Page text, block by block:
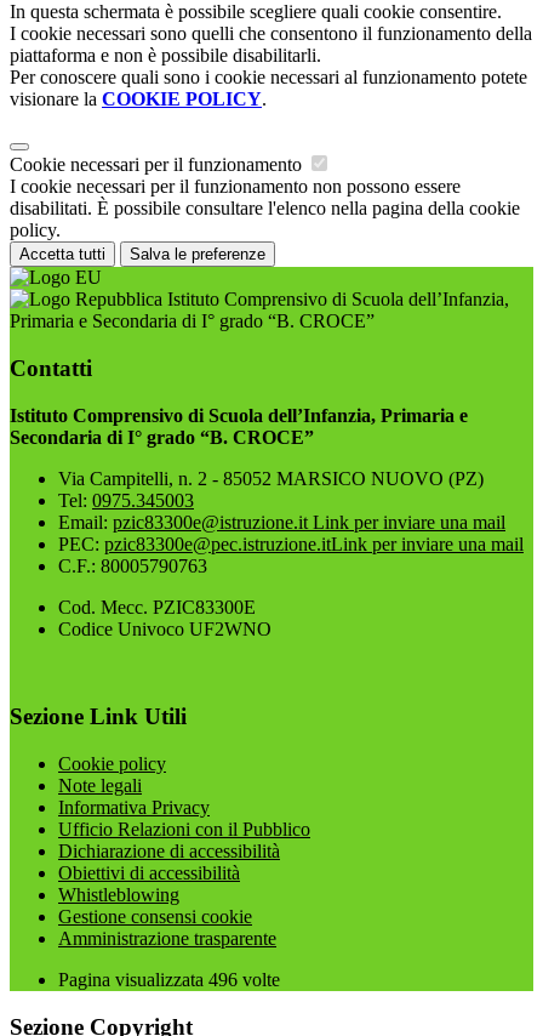
In questa schermata è possibile scegliere quali cookie consentire.
I cookie necessari sono quelli che consentono il funzionamento della
piattaforma e non è possibile disabilitarli.
Per conoscere quali sono i cookie necessari al funzionamento potete
visionare la COOKIE POLICY.
Cookie necessari per il funzionamento
I cookie necessari per il funzionamento non possono essere
disabilitati. È possibile consultare l'elenco nella pagina della cookie
policy.
Accetta tutti Salva le preferenze
Istituto Comprensivo di Scuola dell’Infanzia,
Primaria e Secondaria di I° grado “B. CROCE”
Contatti
Istituto Comprensivo di Scuola dell’Infanzia, Primaria e
Secondaria di I° grado “B. CROCE”
Via Campitelli, n. 2 - 85052 MARSICO NUOVO (PZ)
Tel: 0975.345003
Email: pzic83300e@istruzione.it Link per inviare una mail
PEC: pzic83300e@pec.istruzione.itLink per inviare una mail
C.F.: 80005790763
Cod. Mecc. PZIC83300E
Codice Univoco UF2WNO
Sezione Link Utili
Cookie policy
Note legali
Informativa Privacy
Ufficio Relazioni con il Pubblico
Dichiarazione di accessibilità
Obiettivi di accessibilità
Whistleblowing
Gestione consensi cookie
Amministrazione trasparente
Pagina visualizzata 496 volte
Sezione Copyright